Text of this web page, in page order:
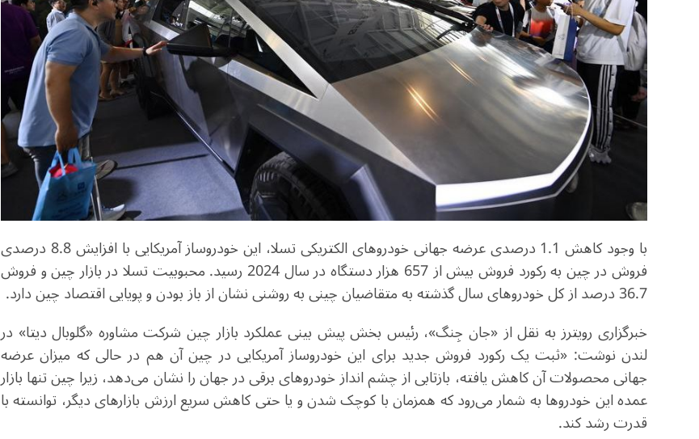
با وجود کاهش 1.1 درصدی عرضه جهانی خودروهای الکتریکی تسلا، این خودروساز آمریکایی با افزایش 8.8 درصدی
فروش در چین به رکورد فروش بیش از 657 هزار دستگاه در سال 2024 رسید. محبوبیت تسلا در بازار چین و فروش
36.7 درصد از کل خودروهای سال گذشته به متقاضیان چینی به روشنی نشان از باز بودن و پویایی اقتصاد چین دارد.
خبرگزاری رویترز به نقل از «جان جِنگ»، رئیس بخش پیش بینی عملکرد بازار چین شرکت مشاوره «گلوبال دیتا» در
لندن نوشت: «ثبت یک رکورد فروش جدید برای این خودروساز آمریکایی در چین آن هم در حالی که میزان عرضه
جهانی محصولات آن کاهش یافته، بازتابی از چشم انداز خودروهای برقی در جهان را نشان می‌دهد، زیرا چین تنها بازار
عمده این خودروها به شمار می‌رود که همزمان با کوچک شدن و یا حتی کاهش سریع ارزش بازارهای دیگر، توانسته با
قدرت رشد کند.